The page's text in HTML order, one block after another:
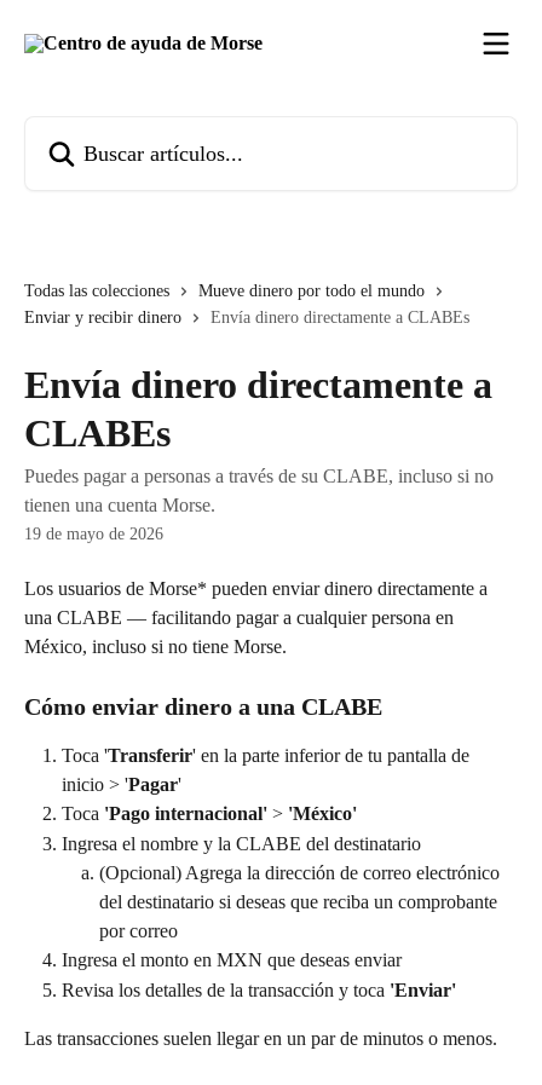
Todas las colecciones
Mueve dinero por todo el mundo
Enviar y recibir dinero
Envía dinero directamente a CLABEs
Envía dinero directamente a
CLABEs
Puedes pagar a personas a través de su CLABE, incluso si no
tienen una cuenta Morse.
19 de mayo de 2026
Los usuarios de Morse* pueden enviar dinero directamente a
una CLABE — facilitando pagar a cualquier persona en
México, incluso si no tiene Morse.
Cómo enviar dinero a una CLABE
Toca 'Transferir' en la parte inferior de tu pantalla de
inicio > 'Pagar'
Toca 'Pago internacional' > 'México'
Ingresa el nombre y la CLABE del destinatario
(Opcional) Agrega la dirección de correo electrónico
del destinatario si deseas que reciba un comprobante
por correo
Ingresa el monto en MXN que deseas enviar
Revisa los detalles de la transacción y toca 'Enviar'
Las transacciones suelen llegar en un par de minutos o menos.